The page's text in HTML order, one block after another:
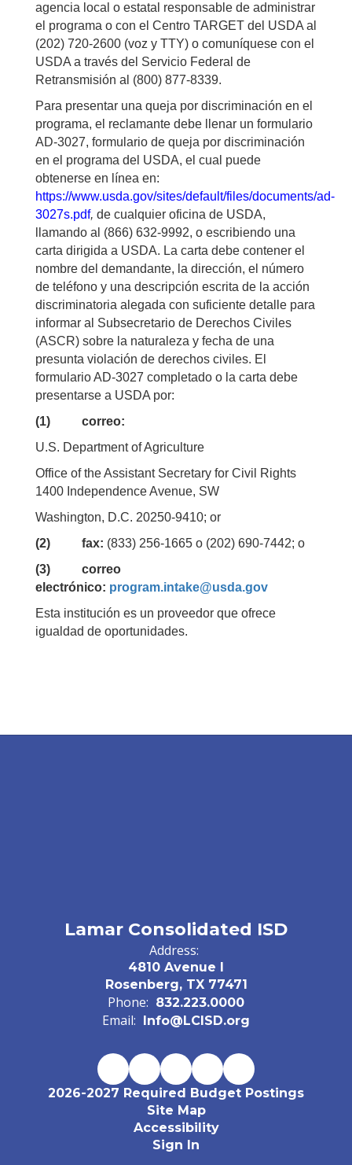
agencia local o estatal responsable de administrar
el programa o con el Centro TARGET del USDA al
(202) 720-2600 (voz y TTY) o comuníquese con el
USDA a través del Servicio Federal de
Retransmisión al (800) 877-8339.
Para presentar una queja por discriminación en el
programa, el reclamante debe llenar un formulario
AD-3027, formulario de queja por discriminación
en el programa del USDA, el cual puede
obtenerse en línea en:
https://www.usda.gov/sites/default/files/documents/ad-
3027s.pdf, de cualquier oficina de USDA,
llamando al (866) 632-9992, o escribiendo una
carta dirigida a USDA. La carta debe contener el
nombre del demandante, la dirección, el número
de teléfono y una descripción escrita de la acción
discriminatoria alegada con suficiente detalle para
informar al Subsecretario de Derechos Civiles
(ASCR) sobre la naturaleza y fecha de una
presunta violación de derechos civiles. El
formulario AD-3027 completado o la carta debe
presentarse a USDA por:
(1) correo:
U.S. Department of Agriculture
Office of the Assistant Secretary for Civil Rights
1400 Independence Avenue, SW
Washington, D.C. 20250-9410; or
(2) fax: (833) 256-1665 o (202) 690-7442; o
(3) correo
electrónico: program.intake@usda.gov
Esta institución es un proveedor que ofrece
igualdad de oportunidades.
Lamar Consolidated ISD
Address:
4810 Avenue I
Rosenberg, TX 77471
Phone: 832.223.0000
Email: Info@LCISD.org
2026-2027 Required Budget Postings
Site Map
Accessibility
Sign In